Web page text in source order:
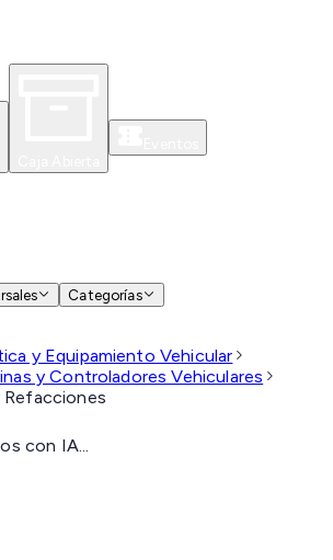
Categorías
y Equipamiento Vehicular
y Controladores Vehiculares
con IA...